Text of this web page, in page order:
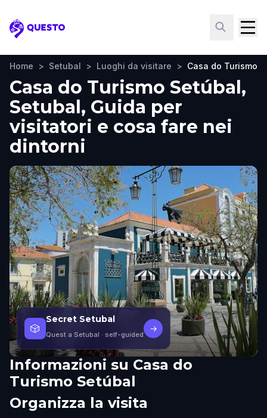
Questo
Home > Setubal > Luoghi da visitare > Casa do Turismo
Casa do Turismo Setúbal,
Setubal, Guida per
visitatori e cosa fare nei
dintorni
🎲
Secret Setubal
Quest a Setubal · self-guided
→
Informazioni su Casa do
Turismo Setúbal
Organizza la visita